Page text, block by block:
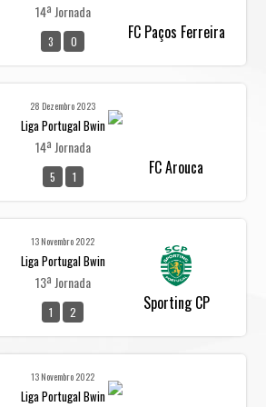
14ª Jornada
3 0 FC Paços Ferreira
28 Dezembro 2023
Liga Portugal Bwin
14ª Jornada
5 1 FC Arouca
13 Novembro 2022
Liga Portugal Bwin
13ª Jornada
1 2 Sporting CP
13 Novembro 2022
Liga Portugal Bwin